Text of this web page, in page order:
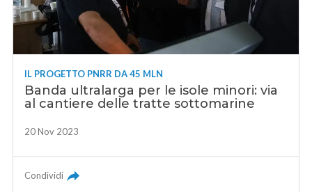
IL PROGETTO PNRR DA 45 MLN
Banda ultralarga per le isole minori: via
al cantiere delle tratte sottomarine
20 Nov 2023
Condividi